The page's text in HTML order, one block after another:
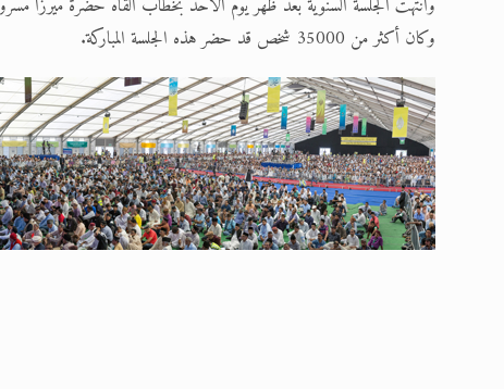
وكان أكثر من 35000 شخص قد حضر هذه الجلسة المباركة.